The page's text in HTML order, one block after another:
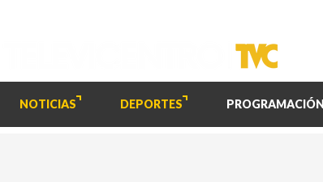
NOTICIAS DEPORTES PROGRAMACIÓN